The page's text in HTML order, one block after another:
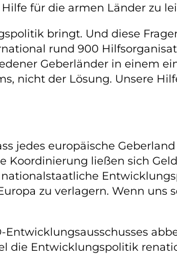
für die armen Länder zu
bringt. Und diese
rund 900
Geberländer in einem
nicht der Lösung. Unsere
jedes europäische
ließen sich
zu verlagern. Wenn uns
die Entwicklungspolitik